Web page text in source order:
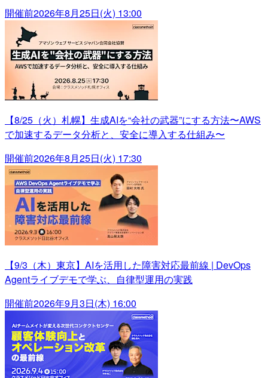
開催前2026年8月25日(火) 13:00
【8/25（火）札幌】生成AIを“会社の武器”にする方法〜AWS
で加速するデータ分析と、安全に導入する仕組み〜
開催前2026年8月25日(火) 17:30
【9/3（木）東京】AIを活用した障害対応最前線 | DevOps
Agentライブデモで学ぶ、自律型運用の実践
開催前2026年9月3日(木) 16:00